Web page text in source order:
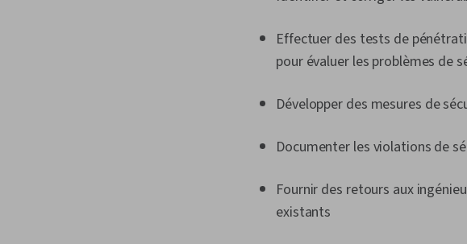
Effectuer des tests de
pour évaluer les problèmes de
Développer des mesures de
Documenter les violations de
Fournir des retours aux
existants